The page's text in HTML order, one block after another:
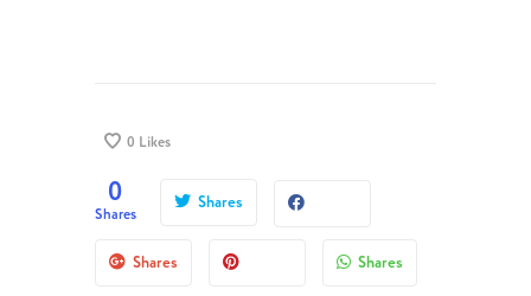
0 Likes
0
Shares
Shares
Shares Shares